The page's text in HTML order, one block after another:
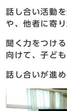
話し合い活動
や、他者に寄
聞く力をつけ
向けて、子ど
話し合いが進